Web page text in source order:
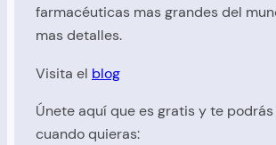
farmacéuticas mas grandes del
mas detalles.
Visita el blog
Únete aquí que es gratis y te
cuando quieras: